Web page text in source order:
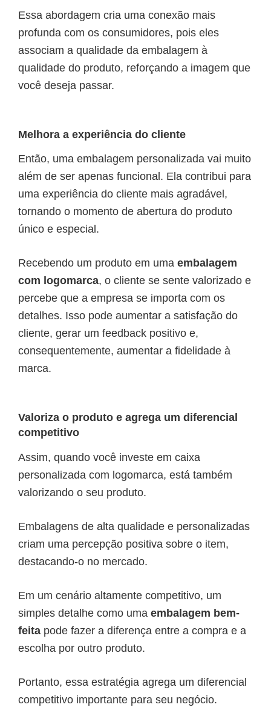
Essa abordagem cria uma conexão mais
profunda com os consumidores, pois eles
associam a qualidade da embalagem à
qualidade do produto, reforçando a imagem que
você deseja passar.
Melhora a experiência do cliente
Então, uma embalagem personalizada vai muito
além de ser apenas funcional. Ela contribui para
uma experiência do cliente mais agradável,
tornando o momento de abertura do produto
único e especial.
Recebendo um produto em uma embalagem
com logomarca, o cliente se sente valorizado e
percebe que a empresa se importa com os
detalhes. Isso pode aumentar a satisfação do
cliente, gerar um feedback positivo e,
consequentemente, aumentar a fidelidade à
marca.
Valoriza o produto e agrega um diferencial
competitivo
Assim, quando você investe em caixa
personalizada com logomarca, está também
valorizando o seu produto.
Embalagens de alta qualidade e personalizadas
criam uma percepção positiva sobre o item,
destacando-o no mercado.
Em um cenário altamente competitivo, um
simples detalhe como uma embalagem bem-
feita pode fazer a diferença entre a compra e a
escolha por outro produto.
Portanto, essa estratégia agrega um diferencial
competitivo importante para seu negócio.